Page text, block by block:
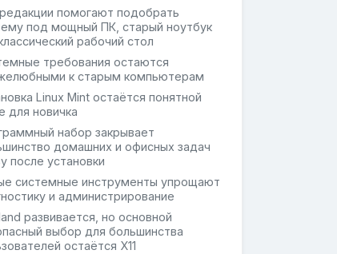
помогают подобрать
под мощный ПК, старый ноутбук
рабочий стол
требования остаются
к старым компьютерам
Linux Mint остаётся понятной
для новичка
набор закрывает
домашних и офисных задач
после установки
системные инструменты упрощают
и администрирование
развивается, но основной
выбор для большинства
остаётся X11